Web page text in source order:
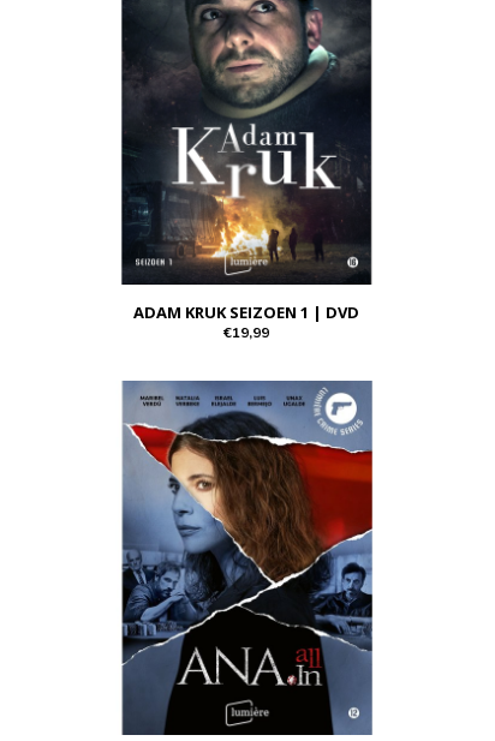
ADAM KRUK SEIZOEN 1 | DVD
€19,99